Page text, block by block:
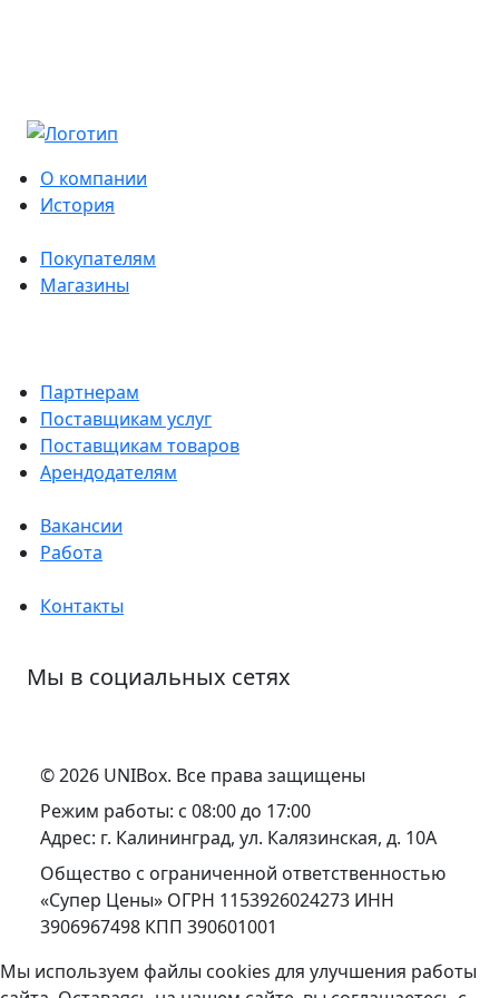
О компании
История
Покупателям
Магазины
Партнерам
Поставщикам услуг
Поставщикам товаров
Арендодателям
Вакансии
Работа
Контакты
Мы в социальных сетях
© 2026 UNIBox. Все права защищены
Режим работы: с 08:00 до 17:00
Адрес: г. Калининград, ул. Калязинская, д. 10А
Общество с ограниченной ответственностью
«Супер Цены» ОГРН 1153926024273 ИНН
3906967498 КПП 390601001
Мы используем файлы cookies для улучшения работы